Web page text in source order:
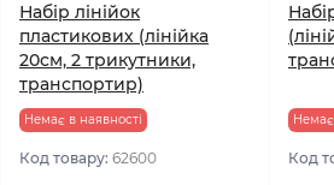
Набір лінійок
пластикових (лінійка
20см, 2 трикутники,
транспортир)
Немає в наявності
Код товару: 62600
Немає
Код